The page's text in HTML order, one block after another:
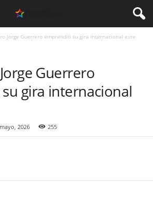
Jorge Guerrero emprendió su gira internacional este
Guerrero
gira internacional
2026 255